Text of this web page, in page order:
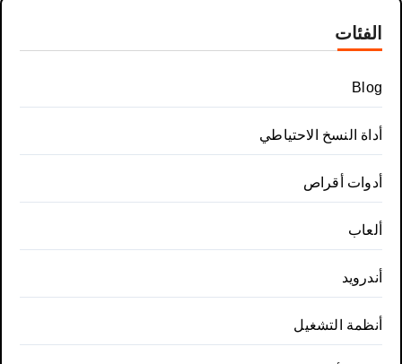
الفئات
Blog
أداة النسخ الاحتياطي
أدوات أقراص
ألعاب
أندرويد
أنظمة التشغيل